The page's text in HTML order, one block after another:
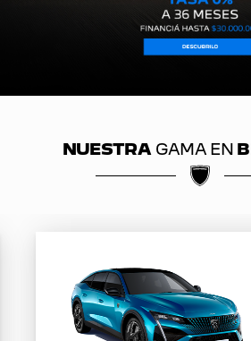
NUESTRA GAMA EN